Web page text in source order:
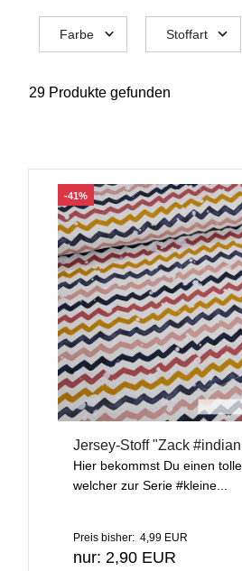
Farbe Stoffart
29 Produkte gefunden
-41%
Jersey-Stoff "Zack
Hier bekommst Du einen
welcher zur Serie #kleine...
Preis bisher: 4,99 EUR
nur: 2,90 EUR